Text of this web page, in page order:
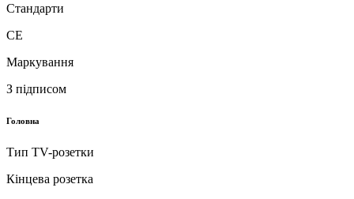
Стандарти
CE
Маркування
З підписом
Головна
Тип TV-розетки
Кінцева розетка